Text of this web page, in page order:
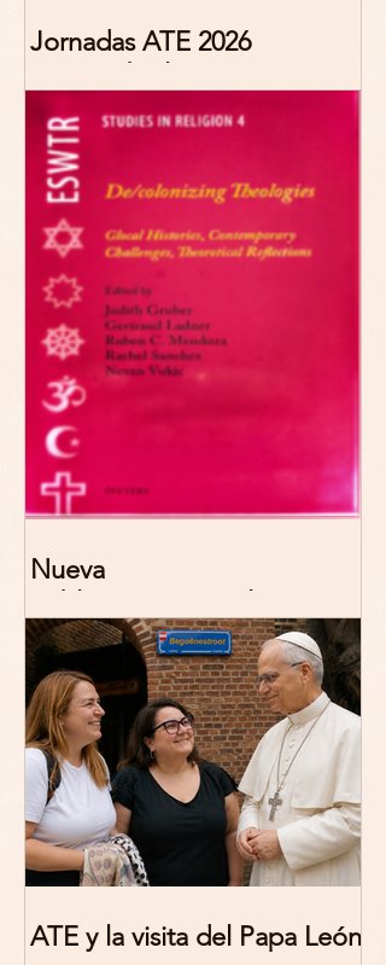
Jornadas ATE 2026
Narrativas teológicas de
esperanza" 7-8 Noviembre
2026 Madrid
Nueva
Theologies. Glocal Histories,
Contemporary Challenges,
Theoretical Reflections
ATE y la visita del Papa León